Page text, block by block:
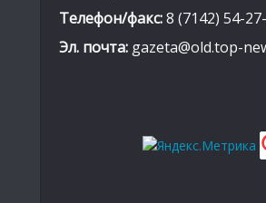
Телефон/факс:8 (7142) 54-
Эл. почта: gazeta@old.top-